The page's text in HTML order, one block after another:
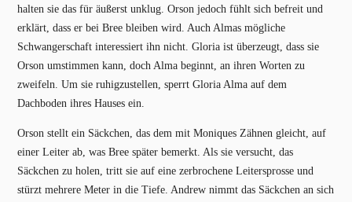
halten sie das für äußerst unklug. Orson jedoch fühlt sich befreit und
erklärt, dass er bei Bree bleiben wird. Auch Almas mögliche
Schwangerschaft interessiert ihn nicht. Gloria ist überzeugt, dass sie
Orson umstimmen kann, doch Alma beginnt, an ihren Worten zu
zweifeln. Um sie ruhigzustellen, sperrt Gloria Alma auf dem
Dachboden ihres Hauses ein.
Orson stellt ein Säckchen, das dem mit Moniques Zähnen gleicht, auf
einer Leiter ab, was Bree später bemerkt. Als sie versucht, das
Säckchen zu holen, tritt sie auf eine zerbrochene Leitersprosse und
stürzt mehrere Meter in die Tiefe. Andrew nimmt das Säckchen an sich